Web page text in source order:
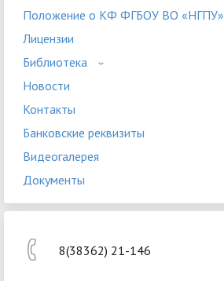
Положение о КФ ФГБОУ ВО «НГПУ»
Лицензии
Библиотека
Новости
Контакты
Банковские реквизиты
Видеогалерея
Документы
8(38362) 21-146